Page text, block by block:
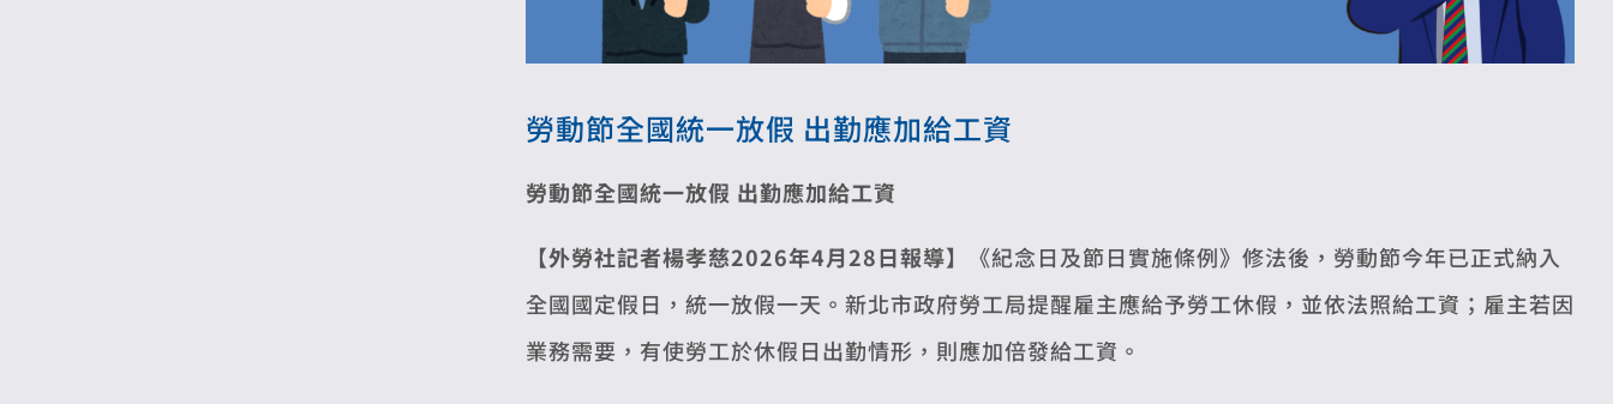
勞動節全國統一放假 出勤應加給工資
勞動節全國統一放假 出勤應加給工資
【外勞社記者楊孝慈2026年4月28日報導】
《紀念日及節日實施條例》修法後，勞動節今年已正式納入
全國國定假日，統一放假一天。新北市政府勞工局提醒雇主應給予勞工休假，並依法照給工資；雇主若因
業務需要，有使勞工於休假日出勤情形，則應加倍發給工資。